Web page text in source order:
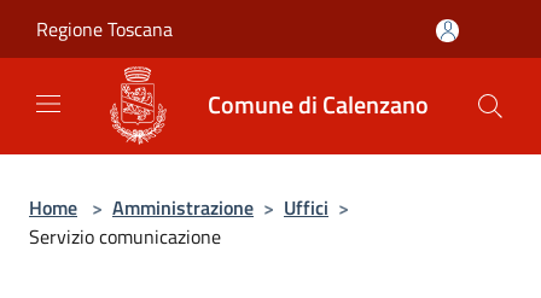
Regione Toscana
Comune di Calenzano
Home > Amministrazione > Uffici >
Servizio comunicazione